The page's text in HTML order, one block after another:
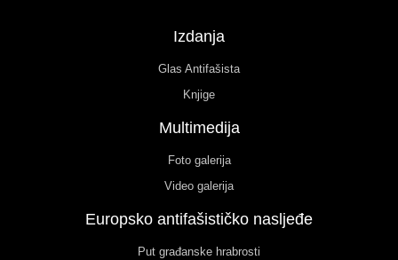
Izdanja
Glas Antifašista
Knjige
Multimedija
Foto galerija
Video galerija
Europsko antifašističko nasljeđe
Put građanske hrabrosti